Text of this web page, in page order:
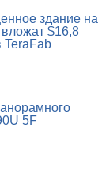
здание на
$16,8
TeraFab
5F